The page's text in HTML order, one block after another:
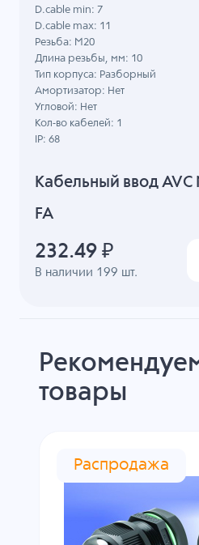
Кабельный ввод AVC
FA
В наличии 199 шт.
D.cable min: 7
D.cable max: 11
Резьба: M20
Длина резьбы, мм: 10
Тип корпуса: Разборный
Амортизатор: Нет
Угловой: Нет
Кол-во кабелей: 1
IP: 68
232.49 ₽
товары
Распродажа